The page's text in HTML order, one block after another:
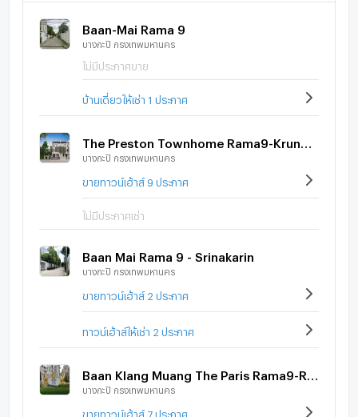
Baan-Mai Rama 9
บางกะปิ กรุงเทพมหานคร
ไม่มีประกาศขาย
บ้านเดี่ยวให้เช่า 1 ประกาศ
บางกะปิ กรุงเทพมหานคร
ขายทาวน์เฮ้าส์ 9 ประกาศ
ไม่มีประกาศเช่า
Baan Mai Rama 9 - Srinakarin
บางกะปิ กรุงเทพมหานคร
ขายทาวน์เฮ้าส์ 2 ประกาศ
ทาวน์เฮ้าส์ให้เช่า 2 ประกาศ
บางกะปิ กรุงเทพมหานคร
ขายทาวน์เฮ้าส์ 7 ประกาศ